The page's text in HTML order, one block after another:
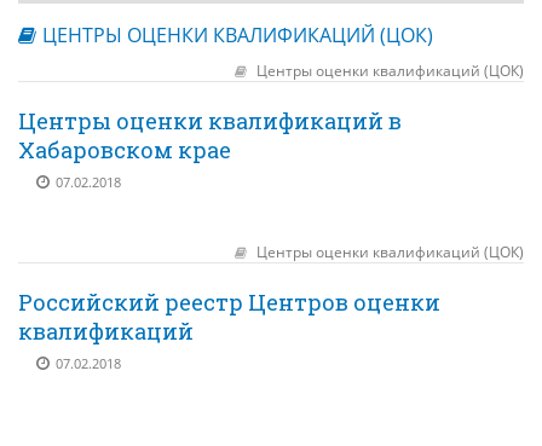
КОНТАКТЫ
ВСТРЕЧИ С ГУБЕРНАТОРОМ КРАЯ
РЫНОК ТРУДА
ОБСУЖДЕНИЕ ПРОЕКТОВ НПА КРАЯ
"ЧАС ТРУДА" НА РАДИО "ВОСТОК-РОССИИ"
ЦЕНТРЫ ОЦЕНКИ КВАЛИФИКАЦИЙ (ЦОК)
Центры оценки квалификаций (ЦОК)
Центры оценки квалификаций в
Хабаровском крае
07.02.2018
Центры оценки квалификаций (ЦОК)
Российский реестр Центров оценки
квалификаций
07.02.2018